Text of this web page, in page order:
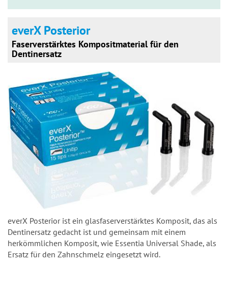
everX Posterior
Faserverstärktes Kompositmaterial für den
Dentinersatz
everX Posterior ist ein glasfaserverstärktes Komposit, das als
Dentinersatz gedacht ist und gemeinsam mit einem
herkömmlichen Komposit, wie Essentia Universal Shade, als
Ersatz für den Zahnschmelz eingesetzt wird.